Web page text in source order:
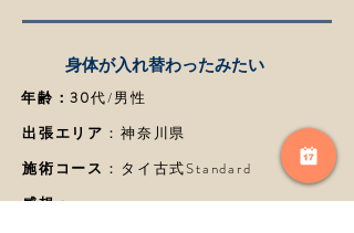
​身体が入れ替わったみたい
​年齢：30代/男性
​出張エリア ：神奈川県
​施術コース ：タイ古式Standard
感想：